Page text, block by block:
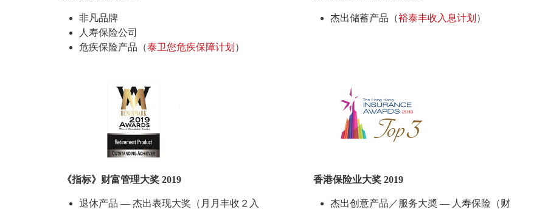
非凡品牌
人寿保险公司
危疾保险产品（泰卫您危疾保障计划 ）
杰出储蓄产品（裕泰丰收入息计划 ）
《指标》财富管理大奖 2019
退休产品 — 杰出表现大奖（月月丰收２入
香港保险业大奖 2019
杰出创意产品／服务大奬 — 人寿保险（财